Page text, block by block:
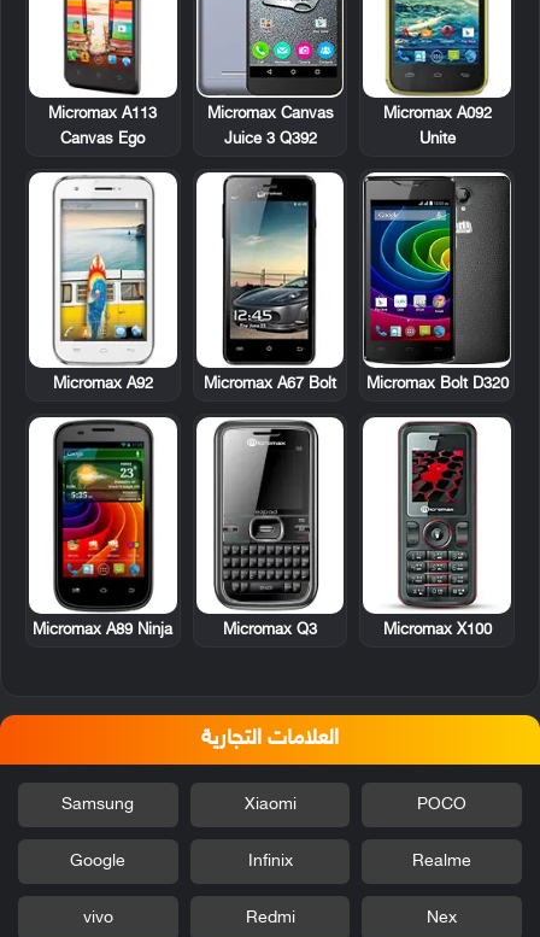
Micromax A092
Unite
Micromax Canvas
Juice 3 Q392
Micromax A113
Canvas Ego
Micromax Bolt D320
Micromax A67 Bolt
Micromax A92
Micromax X100
Micromax Q3
Micromax A89 Ninja
العلامات التجارية
POCO
Xiaomi
Samsung
Realme
Infinix
Google
Nex
Redmi
vivo